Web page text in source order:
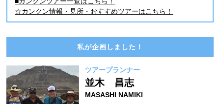
☆カンクン情報・見所・おすすめツアーはこちら！
私が企画しました！
ツアープランナー
並木 昌志
MASASHI NAMIKI